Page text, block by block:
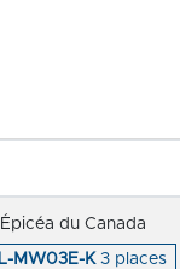
du Canada
MW03E-K 3 places